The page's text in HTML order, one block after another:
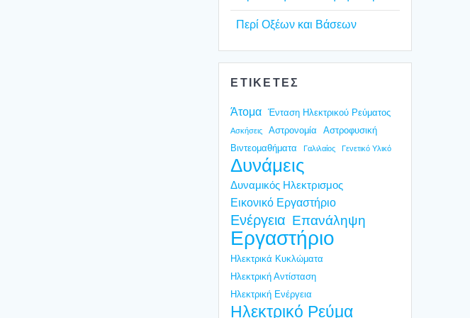
Περί Οξέ­ων και Βάσε­ων
ΕΤΙΚΕΤΕΣ
Άτομα Ένταση Ηλεκτρικού Ρεύματος
Ασκήσεις Αστρονομία
Αστροφυσική
Βιντεομαθήματα
Γαλιλαίος Γενετικό Υλικό
Δυνάμεις
Δυναμικός Ηλεκτρισμος
Εικονικό Εργαστήριο
Ενέργεια Επανάληψη
Εργαστήριο
Ηλεκτρικά Κυκλώματα
Ηλεκτρική Αντίσταση
Ηλεκτρική Ενέργεια
Ηλεκτρικό Ρεύμα